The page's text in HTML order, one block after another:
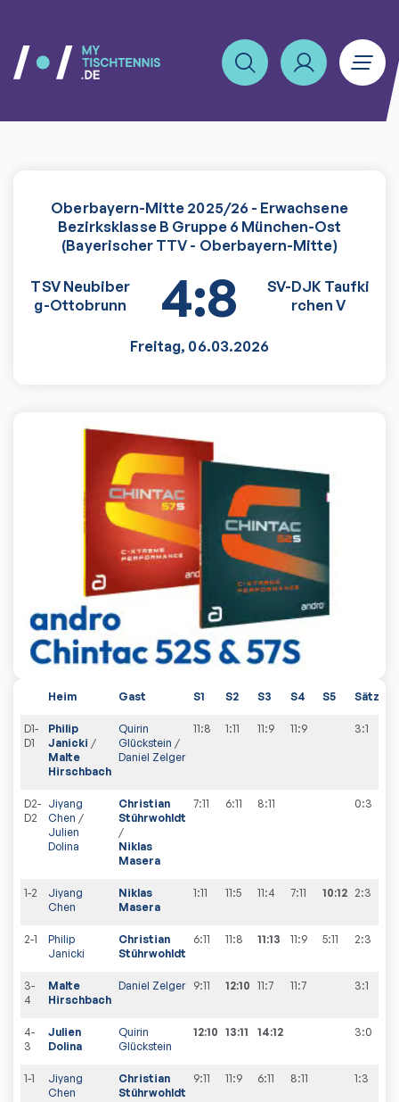
Oberbayern-Mitte 2025/26 - Erwachsene
Bezirksklasse B Gruppe 6 München-Ost
(Bayerischer TTV - Oberbayern-Mitte)
TSV Neubiber
g-Ottobrunn
4:8
SV-DJK Taufki
rchen V
Freitag, 06.03.2026
Heim Gast S1 S2 S3 S4 S5 Sätze
D1-
D1
Philip
Janicki /
Malte
Hirschbach
Quirin
Glückstein /
Daniel Zelger
11:8 1:11 11:9 11:9 3:1
D2-
D2
Jiyang
Chen /
Julien
Dolina
Christian
Stührwohldt
/
Niklas
Masera
7:11 6:11 8:11 0:3
1-2
Jiyang
Chen
Niklas
Masera
1:11 11:5 11:4 7:11 10:12 2:3
2-1
Philip
Janicki
Christian
Stührwohldt
6:11 11:8 11:13 11:9 5:11 2:3
3-
4
Malte
Hirschbach
Daniel Zelger 9:11 12:10 11:7 11:7 3:1
4-
3
Julien
Dolina
Quirin
Glückstein
12:10 13:11 14:12 3:0
1-1
Jiyang
Chen
Christian
Stührwohldt
9:11 11:9 6:11 8:11 1:3